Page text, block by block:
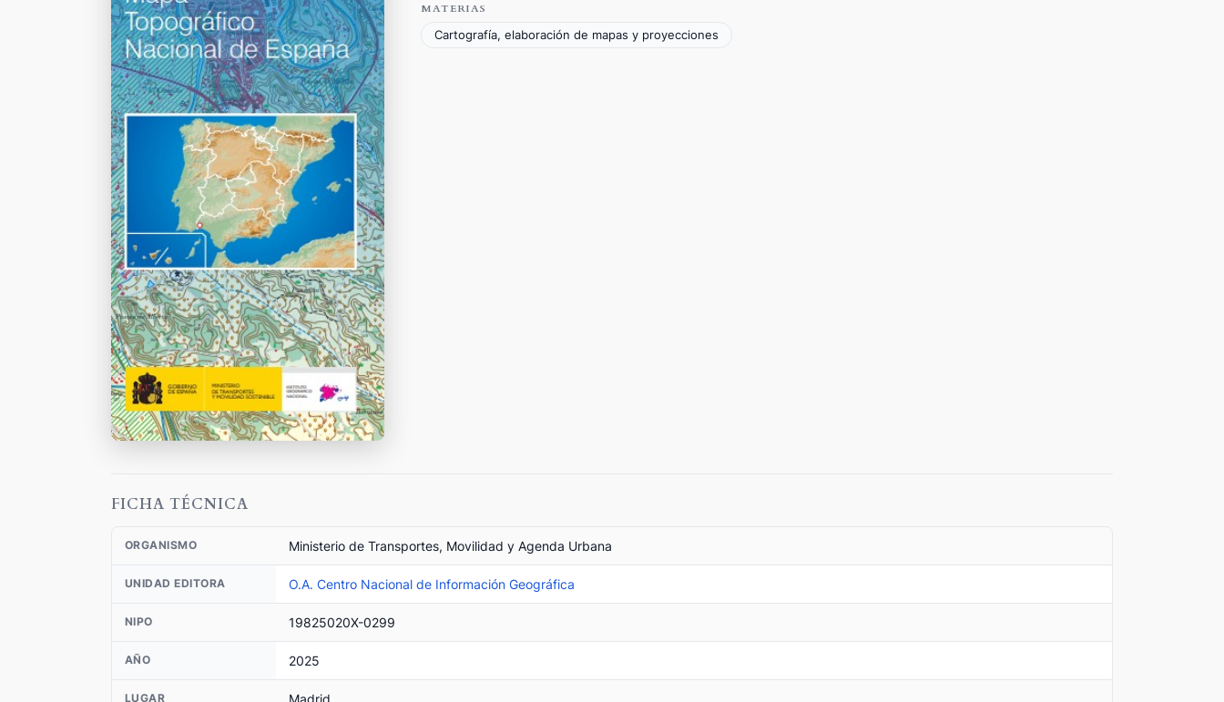
MATERIAS
Cartografía, elaboración de mapas y proyecciones
FICHA TÉCNICA
ORGANISMO Ministerio de Transportes, Movilidad y Agenda Urbana
UNIDAD EDITORA O.A. Centro Nacional de Información Geográfica
NIPO 19825020X-0299
AÑO 2025
LUGAR Madrid